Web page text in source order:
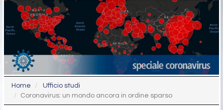
Home
Ufficio studi
Coronavirus: un mondo ancora in ordine sparso